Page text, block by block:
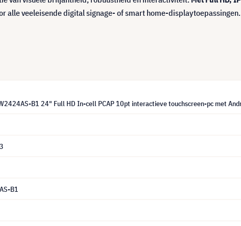
alle veeleisende digital signage- of smart home-displaytoepassingen.
B1 24" Full HD In-cell PCAP 10pt interactieve touchscreen-pc met
B1